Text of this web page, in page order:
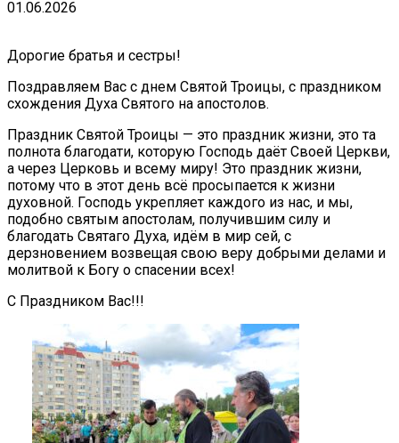
01.06.2026
Дорогие братья и сестры!
Поздравляем Вас с днем Святой Троицы, с праздником
схождения Духа Святого на апостолов.
Праздник Святой Троицы — это праздник жизни, это та
полнота благодати, которую Господь даёт Своей Церкви,
а через Церковь и всему миру! Это праздник жизни,
потому что в этот день всё просыпается к жизни
духовной. Господь укрепляет каждого из нас, и мы,
подобно святым апостолам, получившим силу и
благодать Святаго Духа, идём в мир сей, с
дерзновением возвещая свою веру добрыми делами и
молитвой к Богу о спасении всех!
С Праздником Вас!!!